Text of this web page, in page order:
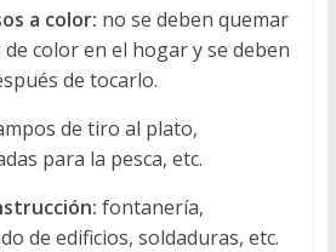
a color: no se deben quemar
color en el hogar y se deben
de tocarlo.
de tiro al plato,
para la pesca, etc.
fontanería,
de edificios, soldaduras, etc.